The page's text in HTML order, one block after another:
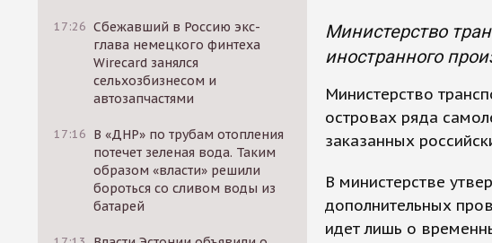
17:26 Сбежавший в Россию экс-
глава немецкого финтеха
Wirecard занялся
сельхозбизнесом и
автозапчастями
17:16 В «ДНР» по трубам отопления
потечет зеленая вода. Таким
образом «власти» решили
бороться со сливом воды из
батарей
Министерство
иностранного
Министерство
островах ряда
заказанных
В министерстве
дополнительных
идет лишь о